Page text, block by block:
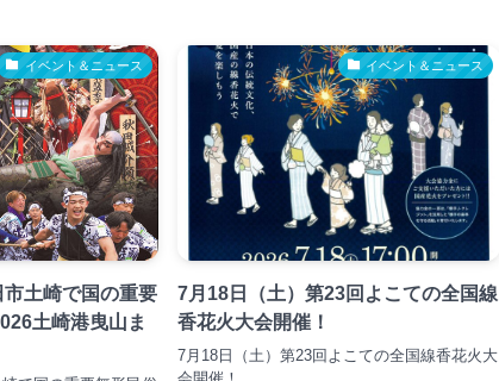
イベント＆ニュース
土崎で国の重要
土崎港曳山ま
イベント＆ニュース
7月18日（土）第23回よこての全国線
香花火大会開催！
7月18日（土）第23回よこての全国線香花火大